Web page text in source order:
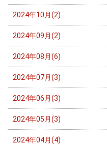
2024年10月(2)
2024年09月(2)
2024年08月(6)
2024年07月(3)
2024年06月(3)
2024年05月(3)
2024年04月(4)